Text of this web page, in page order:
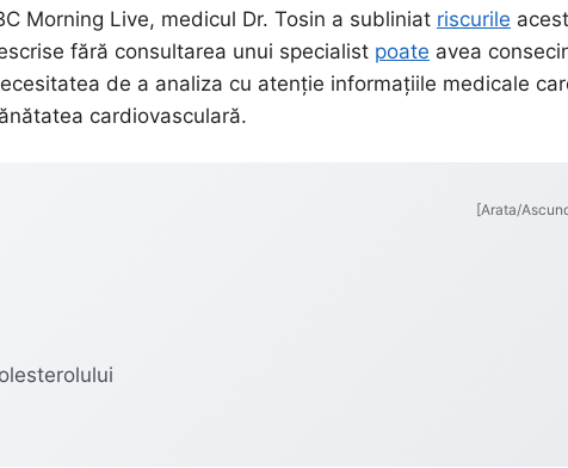
Morning Live, medicul Dr. Tosin a subliniat riscurile
fără consultarea unui specialist poate avea
de a analiza cu atenție informațiile medicale
cardiovasculară.
[Arata/